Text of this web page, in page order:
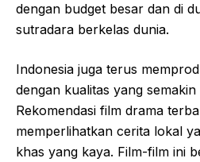
dengan budget besar dan di
sutradara berkelas dunia.
Indonesia juga terus
dengan kualitas yang semakin
Rekomendasi film drama
memperlihatkan cerita lokal
khas yang kaya. Film-film ini